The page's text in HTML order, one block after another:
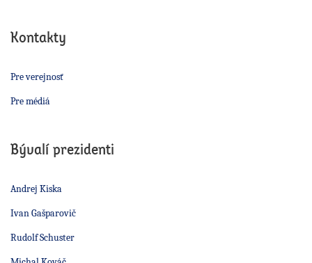
Kontakty
Pre verejnosť
Pre médiá
Bývalí prezidenti
Andrej Kiska
Ivan Gašparovič
Rudolf Schuster